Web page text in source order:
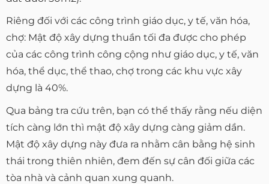
Riêng đối với các công trình giáo dục, y tế, văn hóa,
chợ: Mật độ xây dựng thuần tối đa được cho phép
của các công trình công cộng như giáo dục, y tế, văn
hóa, thể dục, thể thao, chợ trong các khu vực xây
dựng là 40%.
Qua bảng tra cứu trên, bạn có thể thấy rằng nếu diện
tích càng lớn thì mật độ xây dựng càng giảm dần.
Mật độ xây dựng này đưa ra nhằm cân bằng hệ sinh
thái trong thiên nhiên, đem đến sự cân đối giữa các
tòa nhà và cảnh quan xung quanh.